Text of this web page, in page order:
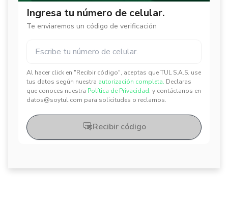
Ingresa tu número de celular.
Te enviaremos un código de verificación
Al hacer click en "Recibir código", aceptas que TUL S.A.S. use
tus datos según nuestra autorización completa. Declaras
que conoces nuestra Política de Privacidad. y contáctanos en
datos@soytul.com para solicitudes o reclamos.
✕
✕
Recibir código